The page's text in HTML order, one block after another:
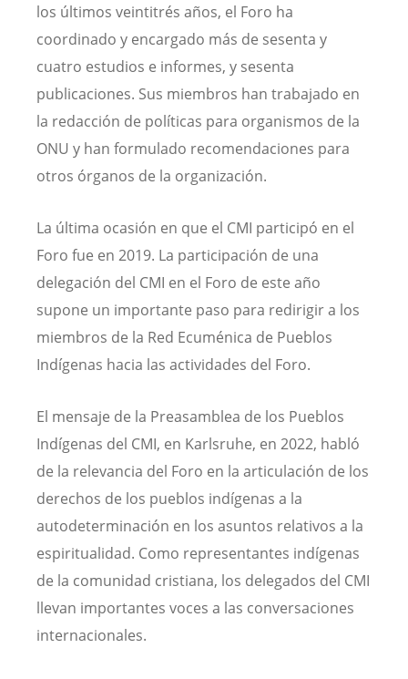
los últimos veintitrés años, el Foro ha
coordinado y encargado más de sesenta y
cuatro estudios e informes, y sesenta
publicaciones. Sus miembros han trabajado en
la redacción de políticas para organismos de la
ONU y han formulado recomendaciones para
otros órganos de la organización.
La última ocasión en que el CMI participó en el
Foro fue en 2019. La participación de una
delegación del CMI en el Foro de este año
supone un importante paso para redirigir a los
miembros de la Red Ecuménica de Pueblos
Indígenas hacia las actividades del Foro.
El mensaje de la Preasamblea de los Pueblos
Indígenas del CMI, en Karlsruhe, en 2022, habló
de la relevancia del Foro en la articulación de los
derechos de los pueblos indígenas a la
autodeterminación en los asuntos relativos a la
espiritualidad. Como representantes indígenas
de la comunidad cristiana, los delegados del CMI
llevan importantes voces a las conversaciones
internacionales.